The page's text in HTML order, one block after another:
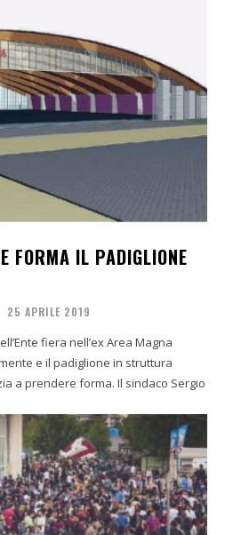
FORMA IL PADIGLIONE
25 APRILE 2019
fiera nell’ex Area Magna
e il padiglione in struttura
a prendere forma. Il sindaco Sergio